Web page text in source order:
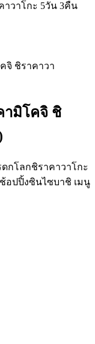
วาโกะ 5วัน 3คืน
ามิโคจิ ชิ
กโลกชิราคาวาโกะ
อปปิ้งซินไซบาชิ เมนู